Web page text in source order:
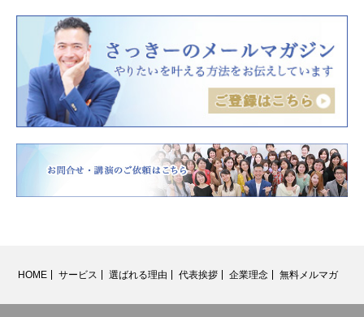
HOME サービス 選ばれる理由 代表挨拶 企業理念 無料メルマガ